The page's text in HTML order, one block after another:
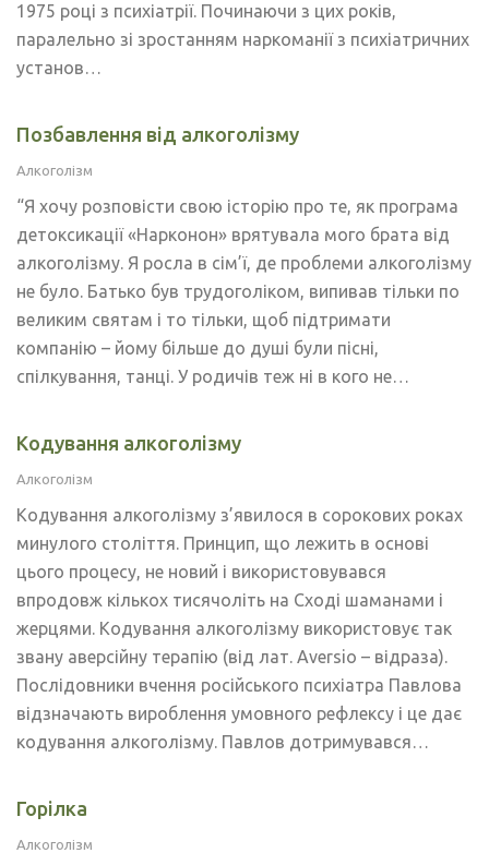
1975 році з психіатрії. Починаючи з цих років,
паралельно зі зростанням наркоманії з психіатричних
установ…
Позбавлення від алкоголізму
Алкоголізм
“Я хочу розповісти свою історію про те, як програма
детоксикації «Нарконон» врятувала мого брата від
алкоголізму. Я росла в сім’ї, де проблеми алкоголізму
не було. Батько був трудоголіком, випивав тільки по
великим святам і то тільки, щоб підтримати
компанію – йому більше до душі були пісні,
спілкування, танці. У родичів теж ні в кого не…
Кодування алкоголізму
Алкоголізм
Кодування алкоголізму з’явилося в сорокових роках
минулого століття. Принцип, що лежить в основі
цього процесу, не новий і використовувався
впродовж кількох тисячоліть на Сході шаманами і
жерцями. Кодування алкоголізму використовує так
звану аверсійну терапію (від лат. Aversio – відраза).
Послідовники вчення російського психіатра Павлова
відзначають вироблення умовного рефлексу і це дає
кодування алкоголізму. Павлов дотримувався…
Горілка
Алкоголізм